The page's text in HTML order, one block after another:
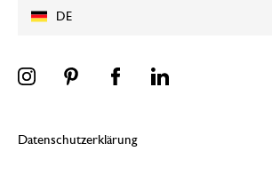
DE
Datenschutzerklärung